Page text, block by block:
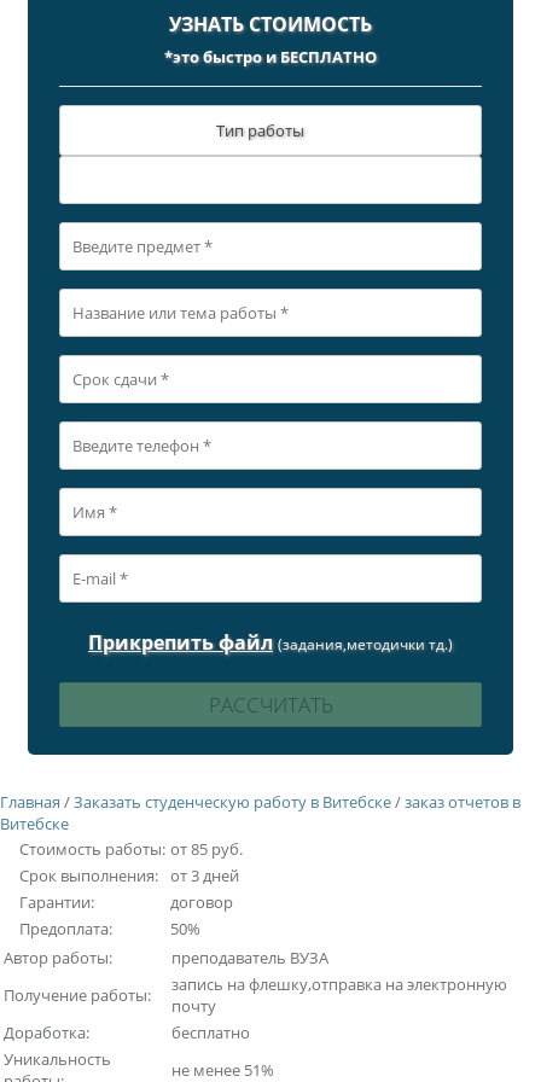
УЗНАТЬ СТОИМОСТЬ
*это быстро и БЕСПЛАТНО
Тип работы
Прикрепить файл (задания,методички тд.)
Главная /Заказать студенческую работу в Витебске/заказ отчетов в
Витебске
Стоимость работы: от 85 руб.
Срок выполнения: от 3 дней
Гарантии:
договор
Предоплата:
50%
Автор работы:
преподаватель ВУЗА
Получение работы:
запись на флешку,отправка на электронную
почту
Доработка:
бесплатно
Уникальность
не менее 51%